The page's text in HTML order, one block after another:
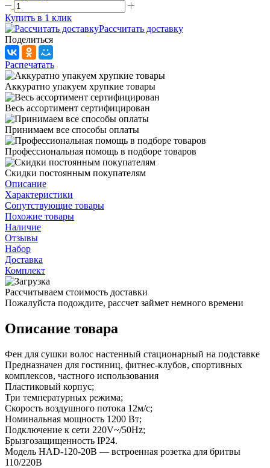
Купить в 1 клик
Рассчитать доставку
Поделиться
Распечатать
Аккуратно упакуем хрупкие товары
Весь ассортимент сертифицирован
Принимаем все способы оплаты
Профессиональная помощь в подборе товаров
Скидки постоянным покупателям
Описание
Характеристики
Сопутствующие товары
Похожие товары
Наличие
Отзывы
Набор
Доставка
Комплект
Рассчитываем стоимость доставки
Пожалуйста подождите, рассчет займет немного времени
Описание товара
Фен для сушки волос настенный стационарный на подставке
Предназначен для гостиниц, фитнес-клубов, спортивных
комплексов, частного использования
Пластиковый корпус;
Три температурных режима;
Скорость воздушного потока 12м/с;
Номинальная мощность 1200 Вт;
Подключение к сети 220V~/50Hz;
Брызгозащищенность IP24.
Модель HAD-120-20B — встроенная розетка для бритвы
110/220В